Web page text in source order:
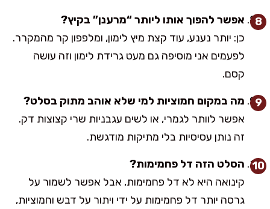
אפשר להפוך אותו ליותר “מרענן” בקיץ?
כן: יותר נענע, עוד קצת מיץ לימון, ומלפפון קר מהמקרר.
לפעמים אני מוסיפה גם מעט גרידת לימון וזה עושה
קסם.
מה במקום חמוציות למי שלא אוהב מתוק בסלט?
אפשר לוותר לגמרי, או לשים עגבניות שרי קצוצות דק.
זה נותן עסיסיות בלי מתיקות מודגשת.
הסלט הזה דל פחמימות?
קינואה היא לא דל פחמימות, אבל אפשר לשמור על
גרסה יותר דל פחמימות על ידי ויתור על דבש וחמוציות,